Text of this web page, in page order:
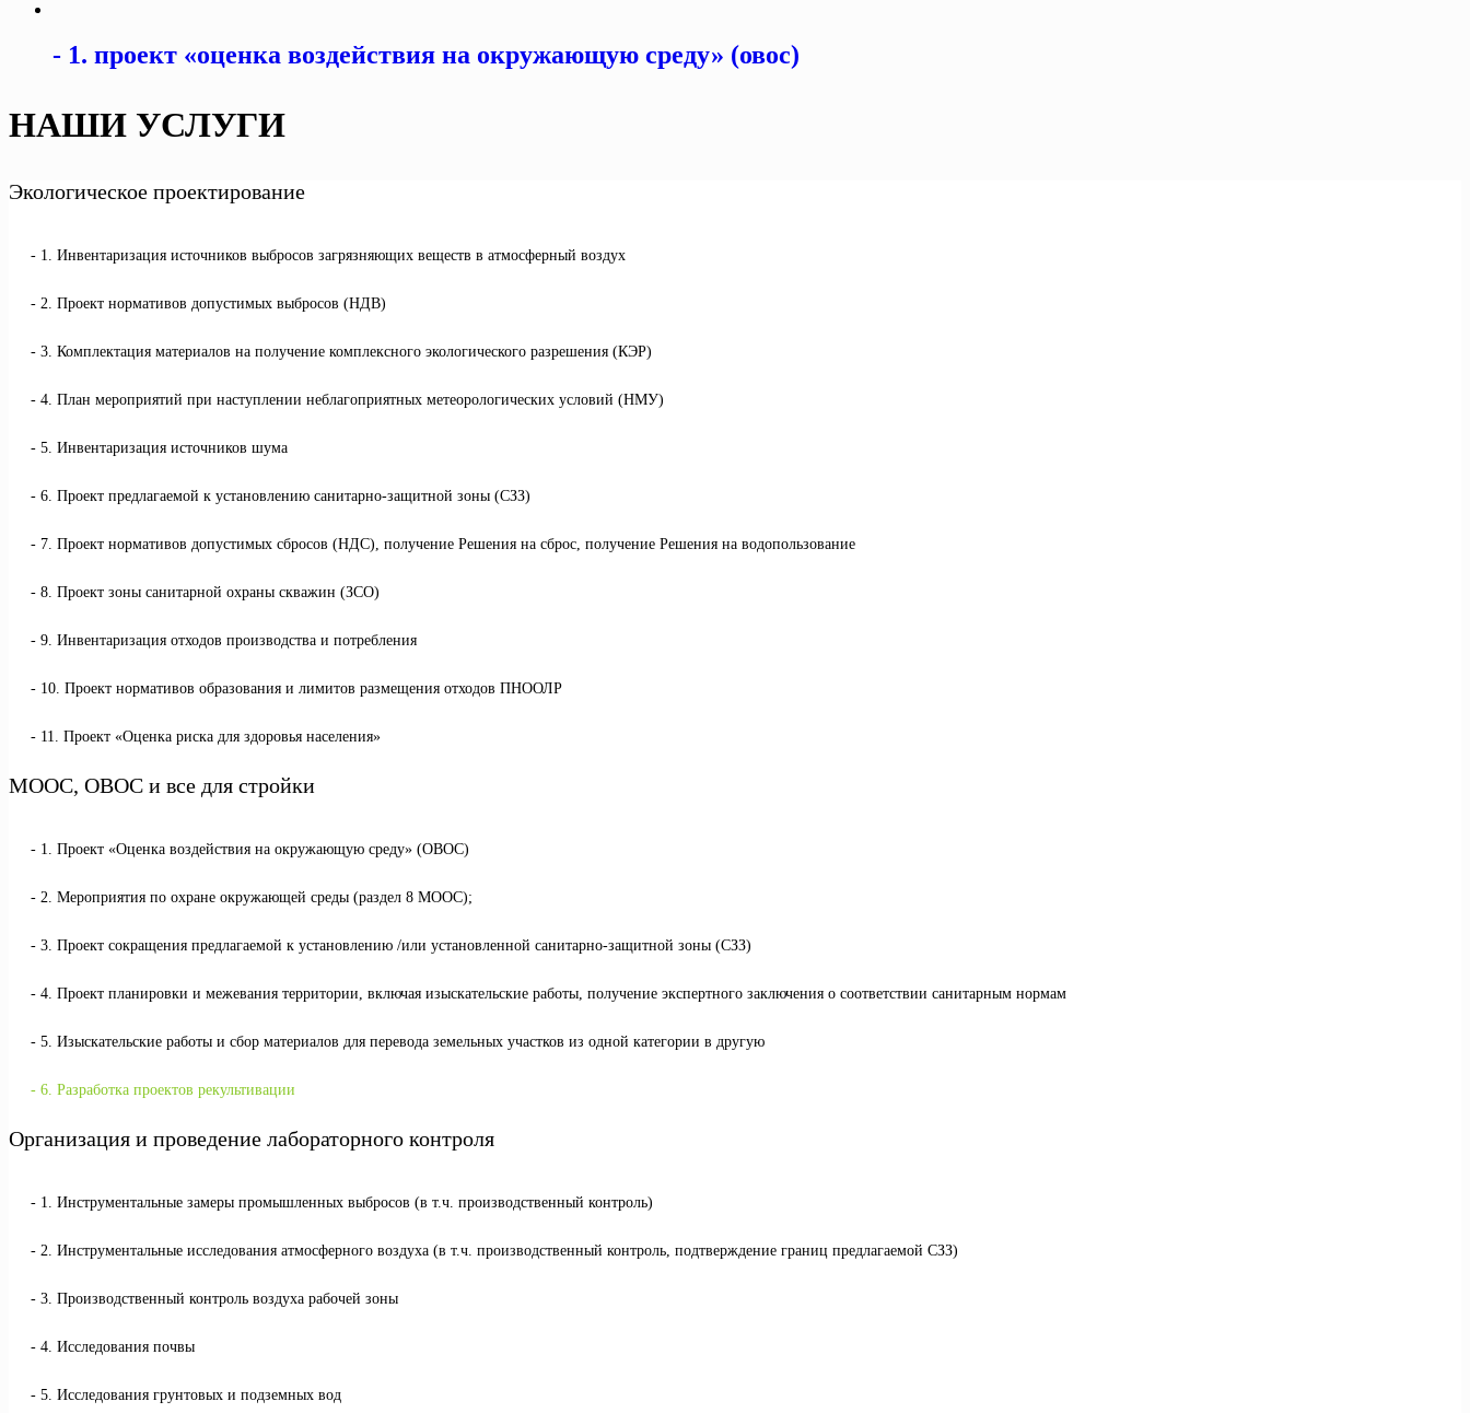
1. проект «оценка воздействия на окружающую среду» (овос)
НАШИ УСЛУГИ
Экологическое проектирование
1. Инвентаризация источников выбросов загрязняющих веществ в атмосферный воздух
2. Проект нормативов допустимых выбросов (НДВ)
3. Комплектация материалов на получение комплексного экологического разрешения (КЭР)
4. План мероприятий при наступлении неблагоприятных метеорологических условий (НМУ)
5. Инвентаризация источников шума
6. Проект предлагаемой к установлению санитарно-защитной зоны (СЗЗ)
7. Проект нормативов допустимых сбросов (НДС), получение Решения на сброс, получение Решения на водопользование
8. Проект зоны санитарной охраны скважин (ЗСО)
9. Инвентаризация отходов производства и потребления
10. Проект нормативов образования и лимитов размещения отходов ПНООЛР
11. Проект «Оценка риска для здоровья населения»
МООС, ОВОС и все для стройки
1. Проект «Оценка воздействия на окружающую среду» (ОВОС)
2. Мероприятия по охране окружающей среды (раздел 8 МООС);
3. Проект сокращения предлагаемой к установлению /или установленной санитарно-защитной зоны (СЗЗ)
4. Проект планировки и межевания территории, включая изыскательские работы, получение экспертного заключения о соответствии санитарным нормам
5. Изыскательские работы и сбор материалов для перевода земельных участков из одной категории в другую
6. Разработка проектов рекультивации
Организация и проведение лабораторного контроля
1. Инструментальные замеры промышленных выбросов (в т.ч. производственный контроль)
2. Инструментальные исследования атмосферного воздуха (в т.ч. производственный контроль, подтверждение границ предлагаемой СЗЗ)
3. Производственный контроль воздуха рабочей зоны
4. Исследования почвы
5. Исследования грунтовых и подземных вод